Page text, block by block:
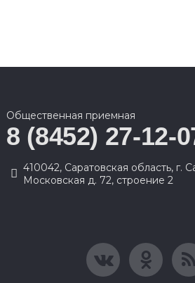
Общественная приемная
8 (8452) 27-12-
410042, Саратовская область, г.
Московская д. 72, строение 2